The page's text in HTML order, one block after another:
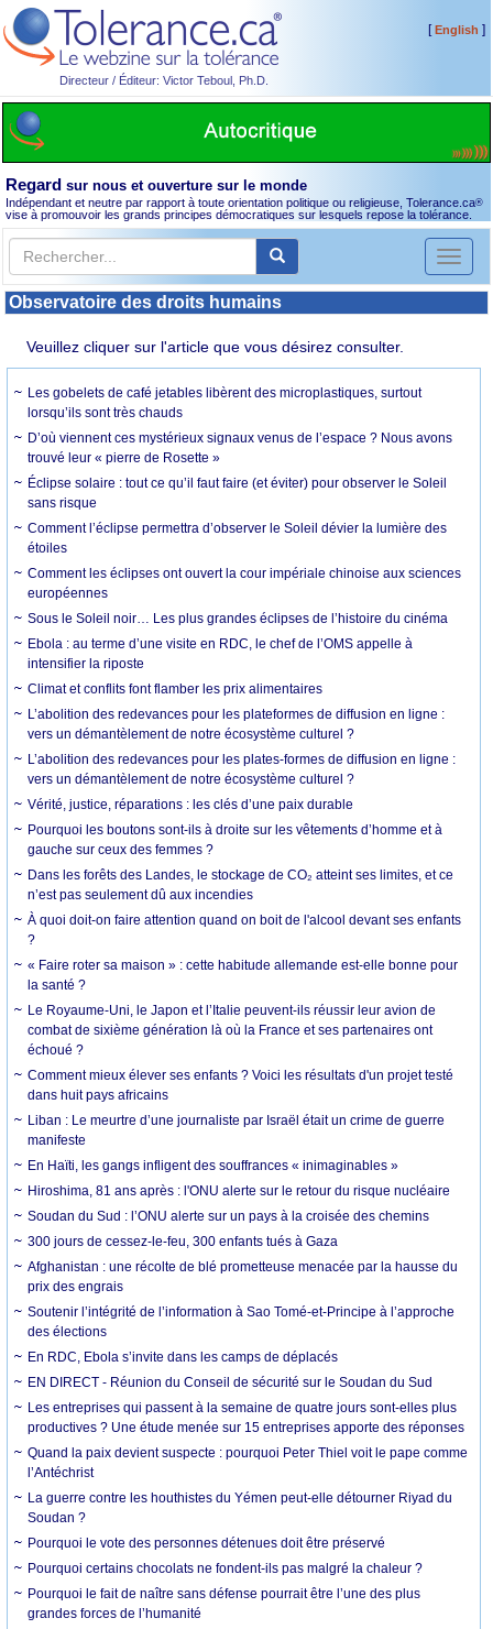
Directeur / Éditeur: Victor Teboul, Ph.D.
[English ]
Regard sur nous et ouverture sur le monde
Indépendant et neutre par rapport à toute orientation politique ou religieuse, Tolerance.ca®
vise à promouvoir les grands principes démocratiques sur lesquels repose la tolérance.
Toggle
Observatoire des droits humains
Veuillez cliquer sur l'article que vous désirez consulter.
Les gobelets de café jetables libèrent des microplastiques, surtout
lorsqu’ils sont très chauds
D’où viennent ces mystérieux signaux venus de l’espace ? Nous avons
trouvé leur « pierre de Rosette »
Éclipse solaire : tout ce qu’il faut faire (et éviter) pour observer le Soleil
sans risque
Comment l’éclipse permettra d’observer le Soleil dévier la lumière des
étoiles
Comment les éclipses ont ouvert la cour impériale chinoise aux sciences
européennes
Sous le Soleil noir… Les plus grandes éclipses de l’histoire du cinéma
Ebola : au terme d’une visite en RDC, le chef de l’OMS appelle à
intensifier la riposte
Climat et conflits font flamber les prix alimentaires
L’abolition des redevances pour les plateformes de diffusion en ligne :
vers un démantèlement de notre écosystème culturel ?
L’abolition des redevances pour les plates-formes de diffusion en ligne :
vers un démantèlement de notre écosystème culturel ?
Vérité, justice, réparations : les clés d’une paix durable
Pourquoi les boutons sont-ils à droite sur les vêtements d’homme et à
gauche sur ceux des femmes ?
Dans les forêts des Landes, le stockage de CO₂ atteint ses limites, et ce
n’est pas seulement dû aux incendies
À quoi doit-on faire attention quand on boit de l'alcool devant ses enfants
?
« Faire roter sa maison » : cette habitude allemande est-elle bonne pour
la santé ?
Le Royaume-Uni, le Japon et l’Italie peuvent-ils réussir leur avion de
combat de sixième génération là où la France et ses partenaires ont
échoué ?
Comment mieux élever ses enfants ? Voici les résultats d'un projet testé
dans huit pays africains
Liban : Le meurtre d’une journaliste par Israël était un crime de guerre
manifeste
En Haïti, les gangs infligent des souffrances « inimaginables »
Hiroshima, 81 ans après : l'ONU alerte sur le retour du risque nucléaire
Soudan du Sud : l’ONU alerte sur un pays à la croisée des chemins
300 jours de cessez-le-feu, 300 enfants tués à Gaza
Afghanistan : une récolte de blé prometteuse menacée par la hausse du
prix des engrais
Soutenir l’intégrité de l’information à Sao Tomé-et-Principe à l’approche
des élections
En RDC, Ebola s’invite dans les camps de déplacés
EN DIRECT - Réunion du Conseil de sécurité sur le Soudan du Sud
Les entreprises qui passent à la semaine de quatre jours sont-elles plus
productives ? Une étude menée sur 15 entreprises apporte des réponses
Quand la paix devient suspecte : pourquoi Peter Thiel voit le pape comme
l’Antéchrist
La guerre contre les houthistes du Yémen peut-elle détourner Riyad du
Soudan ?
Pourquoi le vote des personnes détenues doit être préservé
Pourquoi certains chocolats ne fondent-ils pas malgré la chaleur ?
Pourquoi le fait de naître sans défense pourrait être l’une des plus
grandes forces de l’humanité